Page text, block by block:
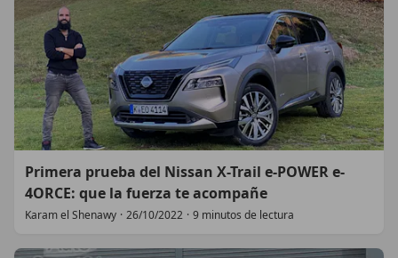
Primera prueba del Nissan X-Trail e-POWER e-
4ORCE: que la fuerza te acompañe
Karam el Shenawy · 26/10/2022 · 9 minutos de lectura